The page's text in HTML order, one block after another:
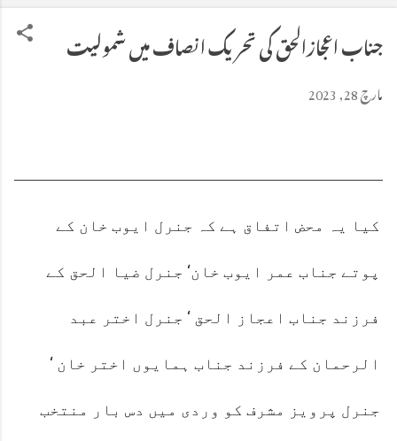
جناب اعجازالحق کی تحریک انصاف میں شمولیت
مارچ 28, 2023
کیا یہ محض اتفاق ہے کہ جنرل ایوب خان کے
پوتے جناب عمر ایوب خان‘ جنرل ضیا الحق کے
فرزند جناب اعجاز الحق ‘ جنرل اختر عبد
الرحمان کے فرزند جناب ہمایوں اختر خان ‘
جنرل پرویز مشرف کو وردی میں دس بار منتخب